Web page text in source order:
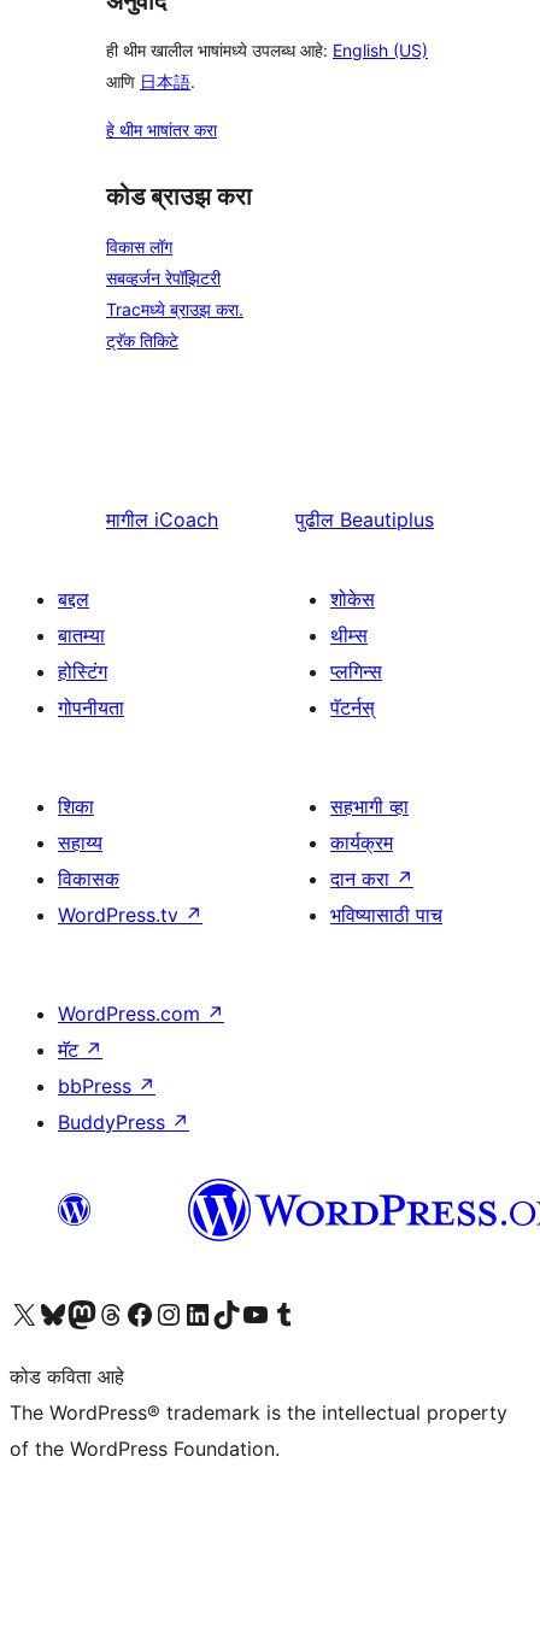
ही थीम खालील भाषांमध्ये उपलब्ध आहे: English (US)
आणि 日本語.
हे थीम भाषांतर करा
कोड ब्राउझ करा
विकास लॉग
सबव्हर्जन रेपॉझिटरी
Tracमध्ये ब्राउझ करा.
ट्रॅक तिकिटे
मागील iCoach पुढील Beautiplus
बद्दल
बातम्या
होस्टिंग
गोपनीयता
शोकेस
थीम्स
प्लगिन्स
पॅटर्नस्
शिका
सहाय्य
विकासक
WordPress.tv ↗
सहभागी व्हा
कार्यक्रम
दान करा ↗
भविष्यासाठी पाच
WordPress.com ↗
मॅट ↗
bbPress ↗
BuddyPress ↗
आमच्या X (एक्स) (पूर्वीचे ट्विटर) खात्याला भेट द्या आमच्या ब्लूस्की खात्याला भेट द्या.आमच्या Mastodon खात्याला भेट द्या.आमच्या थ्रेड्स खात्याला भेट द्या. आमच्या फेसबुक पेजला भेट द्या आमच्या इंस्टाग्राम खात्याला भेट द्या आमच्या लिंक्डइन खात्याला भेट द्या आमच्या टिकटॉक अकाउंटला भेट द्या.आमच्या यूट्यूब चॅनेलला भेट द्या आमच्या टंबलर खात्याला भेट द्या.
कोड कविता आहे
The WordPress® trademark is the intellectual property
of the WordPress Foundation.